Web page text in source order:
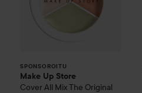
SPONSOROITU
Make Up Store
Cover All MixThe Original